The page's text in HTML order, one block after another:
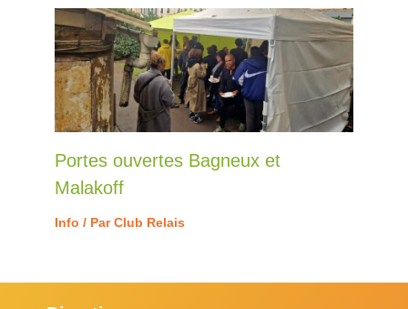
Portes ouvertes Bagneux et
Malakoff
Info / ParClub Relais